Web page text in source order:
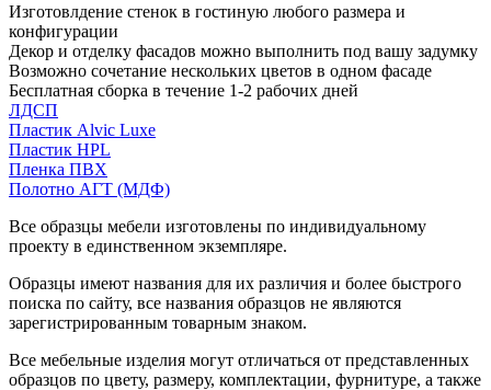
Изготовлдение стенок в гостиную любого размера и
конфигурации
Декор и отделку фасадов можно выполнить под вашу задумку
Возможно сочетание нескольких цветов в одном фасаде
Бесплатная сборка в течение 1-2 рабочих дней
ЛДСП
Пластик Alvic Luxe
Пластик HPL
Пленка ПВХ
Полотно АГТ (МДФ)
Все образцы мебели изготовлены по индивидуальному
проекту в единственном экземпляре.
Образцы имеют названия для их различия и более быстрого
поиска по сайту, все названия образцов не являются
зарегистрированным товарным знаком.
Все мебельные изделия могут отличаться от представленных
образцов по цвету, размеру, комплектации, фурнитуре, а также